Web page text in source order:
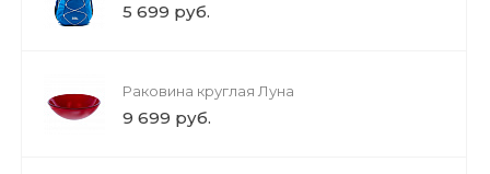
5 699 руб.
Раковина круглая Луна
9 699 руб.